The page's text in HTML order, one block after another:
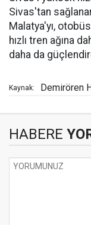
Sivas'tan
Malatya'yı,
hızlı tren ağına
daha da
Kaynak: Demirören
HABERE